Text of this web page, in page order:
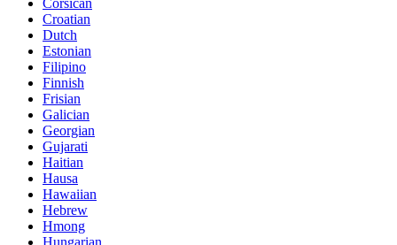
Croatian
Dutch
Estonian
Filipino
Finnish
Frisian
Galician
Georgian
Gujarati
Haitian
Hausa
Hawaiian
Hebrew
Hmong
Hungarian